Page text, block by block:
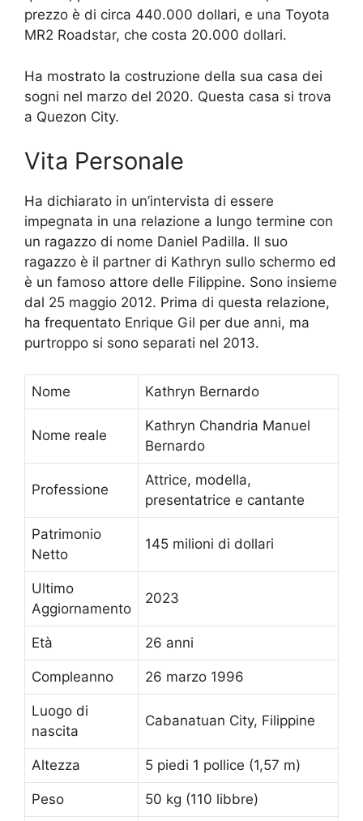
prezzo è di circa 440.000 dollari, e una Toyota
MR2 Roadstar, che costa 20.000 dollari.
Ha mostrato la costruzione della sua casa dei
sogni nel marzo del 2020. Questa casa si trova
a Quezon City.
Vita Personale
Ha dichiarato in un’intervista di essere
impegnata in una relazione a lungo termine con
un ragazzo di nome Daniel Padilla. Il suo
ragazzo è il partner di Kathryn sullo schermo ed
è un famoso attore delle Filippine. Sono insieme
dal 25 maggio 2012. Prima di questa relazione,
ha frequentato Enrique Gil per due anni, ma
purtroppo si sono separati nel 2013.
Nome Kathryn Bernardo
Nome reale
Kathryn Chandria Manuel
Bernardo
Professione
Attrice, modella,
presentatrice e cantante
Patrimonio
Netto
145 milioni di dollari
Ultimo
Aggiornamento
2023
Età 26 anni
Compleanno 26 marzo 1996
Luogo di
nascita
Cabanatuan City, Filippine
Altezza 5 piedi 1 pollice (1,57 m)
Peso 50 kg (110 libbre)